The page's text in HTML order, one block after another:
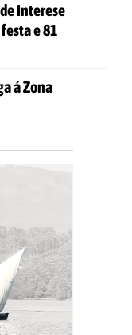
Interese
e 81
á Zona